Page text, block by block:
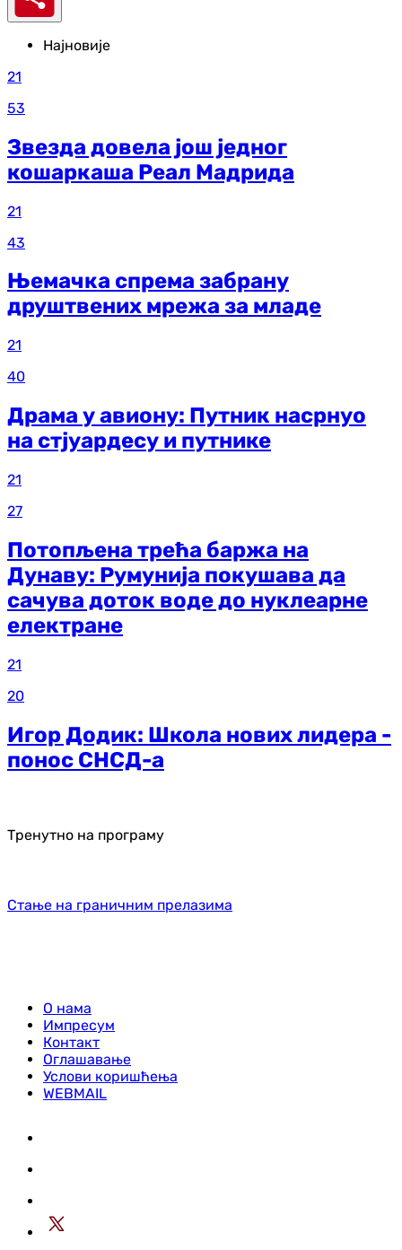
Најновије
21
53
Звезда довела још једног
кошаркаша Реал Мадрида
21
43
Њемачка спрема забрану
друштвених мрежа за младе
21
40
Драма у авиону: Путник насрнуо
на стјуардесу и путнике
21
27
Потопљена трећа баржа на
Дунаву: Румунија покушава да
сачува доток воде до нуклеарне
електране
21
20
Игор Додик: Школа нових лидера -
понос СНСД-а
Тренутно на програму
Стање на граничним прелазима
О нама
Импресум
Контакт
Оглашавање
Услови коришћења
WEBMAIL